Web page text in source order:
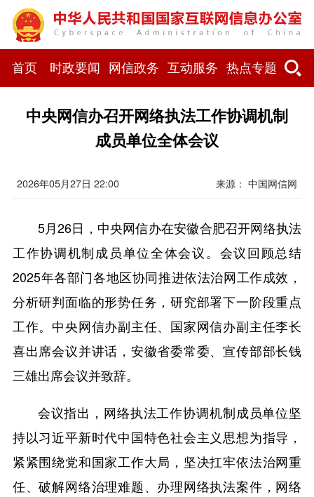
首页 时政要闻 网信政务 互动服务 热点专题
中央网信办召开网络执法工作协调机制
成员单位全体会议
2026年05月27日 22:00 来源：中国网信网
5月26日，中央网信办在安徽合肥召开网络执法
工作协调机制成员单位全体会议。会议回顾总结
2025年各部门各地区协同推进依法治网工作成效，
分析研判面临的形势任务，研究部署下一阶段重点
工作。中央网信办副主任、国家网信办副主任李长
喜出席会议并讲话，安徽省委常委、宣传部部长钱
三雄出席会议并致辞。
会议指出，网络执法工作协调机制成员单位坚
持以习近平新时代中国特色社会主义思想为指导，
紧紧围绕党和国家工作大局，坚决扛牢依法治网重
任、破解网络治理难题、办理网络执法案件，网络